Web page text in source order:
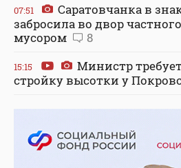
07:51
Саратовчанка в
забросила во двор
мусором
8
15:15
Министр
стройку высотки у